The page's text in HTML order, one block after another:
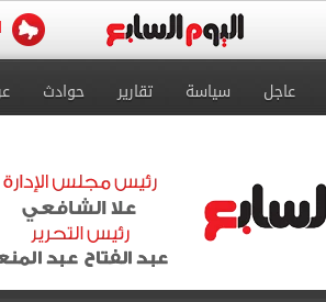
عاجل سياسة تقارير حوادث